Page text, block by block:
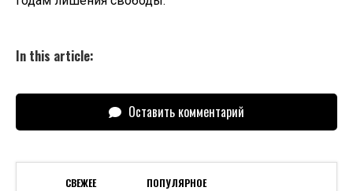
In this article:
Оставить комментарий
СВЕЖЕЕ ПОПУЛЯРНОЕ